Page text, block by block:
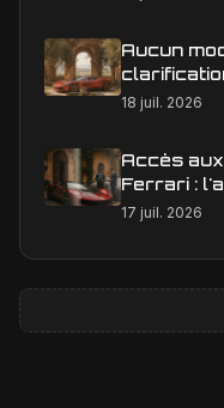
Aucun
18 juil. 2026
Accès
Ferrari :
est-il une
17 juil. 2026